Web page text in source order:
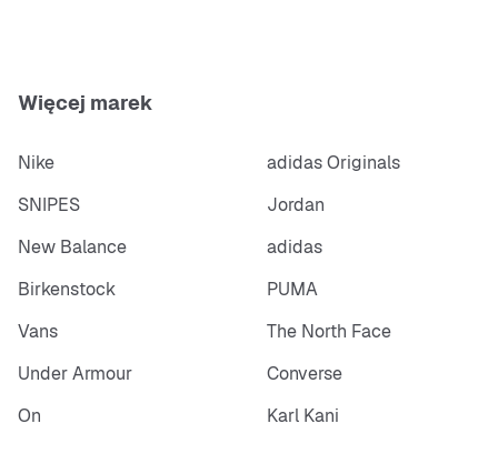
Więcej marek
Nike
adidas Originals
SNIPES
Jordan
New Balance
adidas
Birkenstock
PUMA
Vans
The North Face
Under Armour
Converse
On
Karl Kani